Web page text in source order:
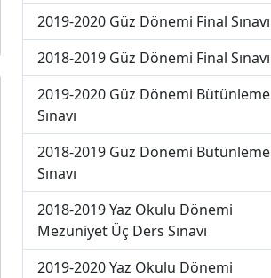
2019-2020 Güz Dönemi Final Sınavı
2018-2019 Güz Dönemi Final Sınavı
2019-2020 Güz Dönemi Bütünleme
Sınavı
2018-2019 Güz Dönemi Bütünleme
Sınavı
2018-2019 Yaz Okulu Dönemi
Mezuniyet Üç Ders Sınavı
2019-2020 Yaz Okulu Dönemi